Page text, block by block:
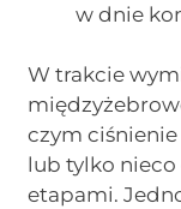
w dnie
W trakcie
czym
lub tylko
etapami.